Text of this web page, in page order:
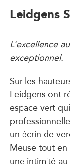
Leidgens
L’excellence
exceptionnel.
Sur les
Leidgens ont
espace vert
un écrin de
Meuse tout
une intimité